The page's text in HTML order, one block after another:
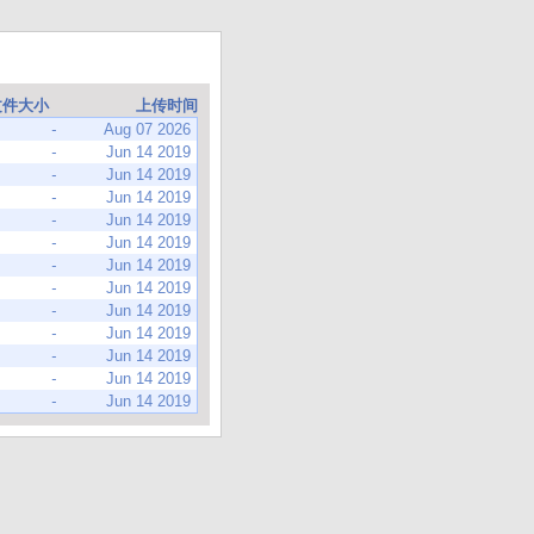
大小
上传时间
-
Aug 07 2026
-
Jun 14 2019
-
Jun 14 2019
-
Jun 14 2019
-
Jun 14 2019
-
Jun 14 2019
-
Jun 14 2019
-
Jun 14 2019
-
Jun 14 2019
-
Jun 14 2019
-
Jun 14 2019
-
Jun 14 2019
-
Jun 14 2019